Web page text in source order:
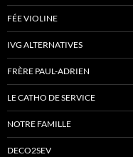
FÉE VIOLINE
IVG ALTERNATIVES
FRÈRE PAUL-ADRIEN
LE CATHO DE SERVICE
NOTRE FAMILLE
DECO2SEV